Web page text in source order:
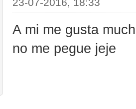
23-07-2016, 18:33
A mi me gusta
no me pegue jeje